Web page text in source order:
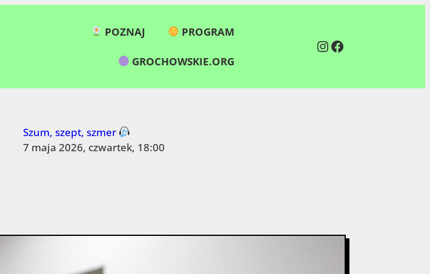
POZNAJ PROGRAM
GROCHOWSKIE.ORG
InstagramFacebook
Szum, szept, szmer
7 maja 2026, czwartek, 18:00